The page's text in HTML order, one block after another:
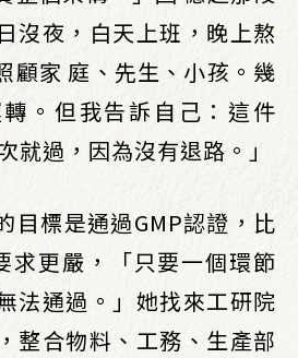
沒夜，白天上班，晚上熬
顧家 庭、先生、小孩。幾
。但我告訴自己：這件
就過，因為沒有退路。」
目標是通過GMP認證，比
求更嚴，「只要一個環節
法通過。」她找來工研院
整合物料、工務、生產部